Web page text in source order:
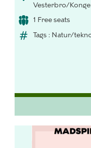
Vesterbro/
1 Free seats
Tags : Natur/